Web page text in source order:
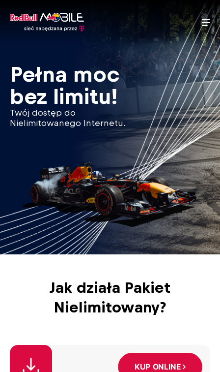
Pełna moc
bez limitu!
Twój dostęp do
Nielimitowanego Internetu.
Jak działa Pakiet
Nielimitowany?
KUP ONLINE